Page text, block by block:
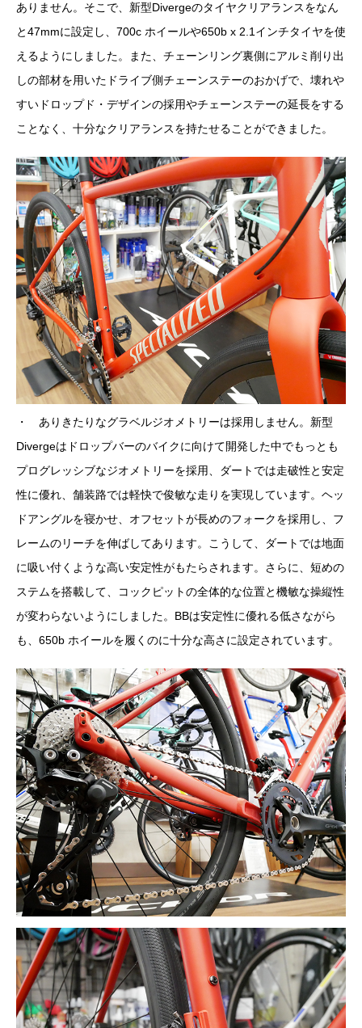
ありません。そこで、新型Divergeのタイヤクリアランスをなん
と47mmに設定し、700c ホイールや650b x 2.1インチタイヤを使
えるようにしました。また、チェーンリング裏側にアルミ削り出
しの部材を用いたドライブ側チェーンステーのおかげで、壊れや
すいドロップド・デザインの採用やチェーンステーの延長をする
ことなく、十分なクリアランスを持たせることができました。
・ ありきたりなグラベルジオメトリーは採用しません。新型
Divergeはドロップバーのバイクに向けて開発した中でもっとも
プログレッシブなジオメトリーを採用、ダートでは走破性と安定
性に優れ、舗装路では軽快で俊敏な走りを実現しています。ヘッ
ドアングルを寝かせ、オフセットが長めのフォークを採用し、フ
レームのリーチを伸ばしてあります。こうして、ダートでは地面
に吸い付くような高い安定性がもたらされます。さらに、短めの
ステムを搭載して、コックピットの全体的な位置と機敏な操縦性
が変わらないようにしました。BBは安定性に優れる低さながら
も、650b ホイールを履くのに十分な高さに設定されています。